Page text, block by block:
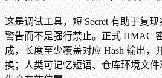
这是调试工具，短 Secret 有助于复
警告而不是强行禁止。正式 HMAC
成，长度至少覆盖对应 Hash 输出，
换；人类可记忆短语、仓库环境文